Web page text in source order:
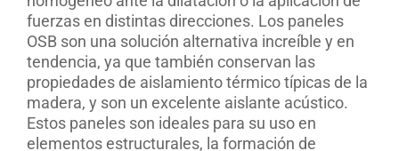
fuerzas en distintas direcciones. Los paneles
OSB son una solución alternativa increíble y en
tendencia, ya que también conservan las
propiedades de aislamiento térmico típicas de la
madera, y son un excelente aislante acústico.
Estos paneles son ideales para su uso en
elementos estructurales, la formación de